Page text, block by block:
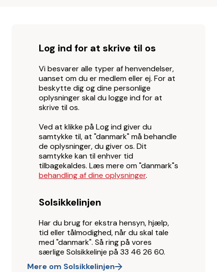
Log ind for at skrive til os
Vi besvarer alle typer af henvendelser,
uanset om du er medlem eller ej. For at
beskytte dig og dine personlige
oplysninger skal du logge ind for at
skrive til os.
Ved at klikke på Log ind giver du
samtykke til, at "danmark" må behandle
de oplysninger, du giver os. Dit
samtykke kan til enhver tid
tilbagekaldes. Læs mere om "danmark"s
behandling af dine oplysninger.
Solsikkelinjen
Har du brug for ekstra hensyn, hjælp,
tid eller tålmodighed, når du skal tale
med "danmark". Så ring på vores
særlige Solsikkelinje på 33 46 26 60.
Mere om Solsikkelinjen